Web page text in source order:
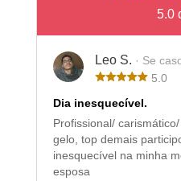
5.0
Leo S. · Se
5.0
Dia inesquecível.
Profissional/
gelo, top demais
inesquecível na minha
esposa